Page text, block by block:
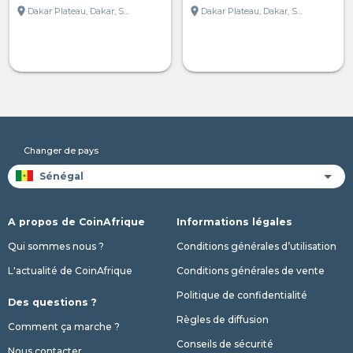
location_on
Dakar Plateau, Dakar, Sénégal
location_on
Dakar Plateau, Dakar, Sénégal
Changer de pays
A propos de CoinAfrique
Qui sommes nous ?
L'actualité de CoinAfrique
Des questions ?
Comment ça marche ?
Informations légales
Conditions générales d’utilisation
Conditions générales de vente
Politique de confidentialité
Règles de diffusion
Conseils de sécurité